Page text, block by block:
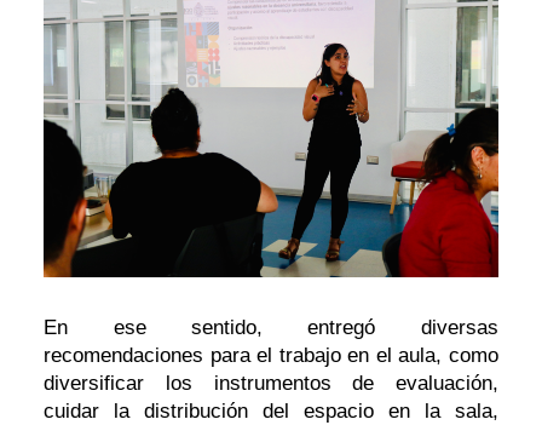
En ese sentido, entregó diversas
recomendaciones para el trabajo en el aula, como
diversificar los instrumentos de evaluación,
cuidar la distribución del espacio en la sala,